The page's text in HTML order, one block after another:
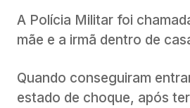
A Polícia Militar foi
mãe e a irmã dentro de
Quando conseguiram
estado de choque, após